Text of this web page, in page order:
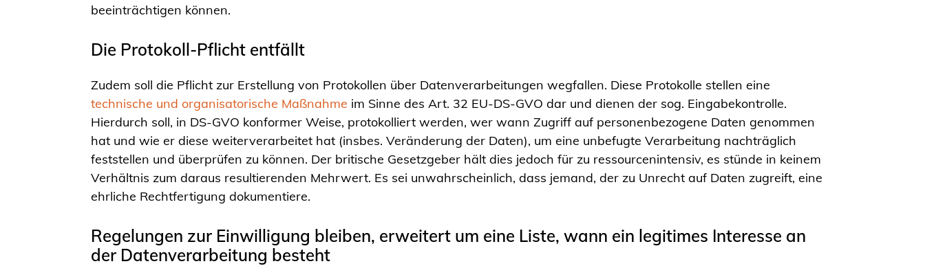
beeinträchtigen können.
Die Protokoll-Pflicht entfällt
Zudem soll die Pflicht zur Erstellung von Protokollen über Datenverarbeitungen wegfallen. Diese Protokolle stellen eine
technische und organisatorische Maßnahme im Sinne des Art. 32 EU-DS-GVO dar und dienen der sog. Eingabekontrolle.
Hierdurch soll, in DS-GVO konformer Weise, protokolliert werden, wer wann Zugriff auf personenbezogene Daten genommen
hat und wie er diese weiterverarbeitet hat (insbes. Veränderung der Daten), um eine unbefugte Verarbeitung nachträglich
feststellen und überprüfen zu können. Der britische Gesetzgeber hält dies jedoch für zu ressourcenintensiv, es stünde in keinem
Verhältnis zum daraus resultierenden Mehrwert. Es sei unwahrscheinlich, dass jemand, der zu Unrecht auf Daten zugreift, eine
ehrliche Rechtfertigung dokumentiere.
Regelungen zur Einwilligung bleiben, erweitert um eine Liste, wann ein legitimes Interesse an
der Datenverarbeitung besteht